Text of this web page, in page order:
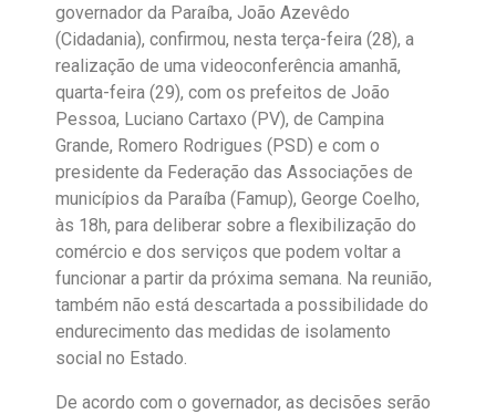
governador da Paraíba, João Azevêdo
(Cidadania), confirmou, nesta terça-feira (28), a
realização de uma videoconferência amanhã,
quarta-feira (29), com os prefeitos de João
Pessoa, Luciano Cartaxo (PV), de Campina
Grande, Romero Rodrigues (PSD) e com o
presidente da Federação das Associações de
municípios da Paraíba (Famup), George Coelho,
às 18h, para deliberar sobre a flexibilização do
comércio e dos serviços que podem voltar a
funcionar a partir da próxima semana. Na reunião,
também não está descartada a possibilidade do
endurecimento das medidas de isolamento
social no Estado.
De acordo com o governador, as decisões serão